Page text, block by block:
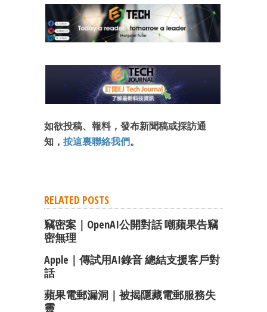
如欲投稿、報料，發布新聞稿或採訪通
知， 按這裏聯絡我們。
RELATED POSTS
竊密案｜OpenAI公開對話 嘲蘋果告竊
密無理
Apple｜傳試用AI錄音 總結支援客戶對
話
蘋果電郵漏洞｜被揭隱藏電郵服務失
靈